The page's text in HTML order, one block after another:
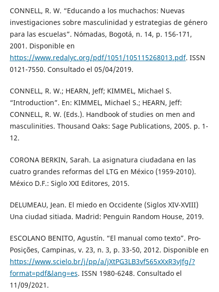
CONNELL, R. W. “Educando a los muchachos: Nuevas
investigaciones sobre masculinidad y estrategias de género
para las escuelas”. Nómadas, Bogotá, n. 14, p. 156-171,
2001. Disponible en
https://www.redalyc.org/pdf/1051/105115268013.pdf. ISSN
0121-7550. Consultado el 05/04/2019.
CONNELL, R. W.; HEARN, Jeff; KIMMEL, Michael S.
“Introduction”. En: KIMMEL, Michael S.; HEARN, Jeff:
CONNELL, R. W. (Eds.). Handbook of studies on men and
masculinities. Thousand Oaks: Sage Publications, 2005. p. 1-
12.
CORONA BERKIN, Sarah. La asignatura ciudadana en las
cuatro grandes reformas del LTG en México (1959-2010).
México D.F.: Siglo XXI Editores, 2015.
DELUMEAU, Jean. El miedo en Occidente (Siglos XIV-XVIII)
Una ciudad sitiada. Madrid: Penguin Random House, 2019.
ESCOLANO BENITO, Agustín. “El manual como texto”. Pro-
Posições, Campinas, v. 23, n. 3, p. 33-50, 2012. Disponible en
https://www.scielo.br/j/pp/a/jXtPG3LB3vf565xXxR3vJfg/?
format=pdf&lang=es. ISSN 1980-6248. Consultado el
11/09/2021.